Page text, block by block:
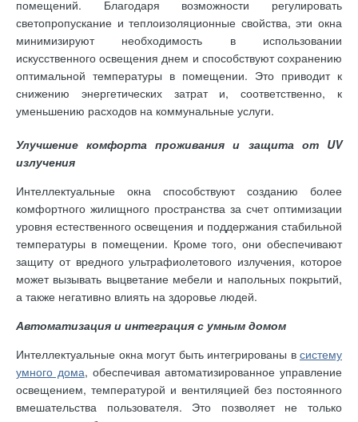
помещений. Благодаря возможности регулировать
светопропускание и теплоизоляционные свойства, эти окна
минимизируют необходимость в использовании
искусственного освещения днем и способствуют сохранению
оптимальной температуры в помещении. Это приводит к
снижению энергетических затрат и, соответственно, к
уменьшению расходов на коммунальные услуги.
Улучшение комфорта проживания и защита от UV
излучения
Интеллектуальные окна способствуют созданию более
комфортного жилищного пространства за счет оптимизации
уровня естественного освещения и поддержания стабильной
температуры в помещении. Кроме того, они обеспечивают
защиту от вредного ультрафиолетового излучения, которое
может вызывать выцветание мебели и напольных покрытий,
а также негативно влиять на здоровье людей.
Автоматизация и интеграция с умным домом
Интеллектуальные окна могут быть интегрированы в систему
умного дома, обеспечивая автоматизированное управление
освещением, температурой и вентиляцией без постоянного
вмешательства пользователя. Это позволяет не только